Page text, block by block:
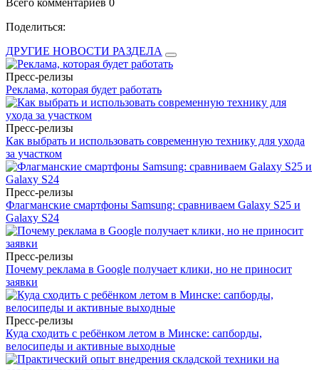
Поделиться:
ДРУГИЕ НОВОСТИ РАЗДЕЛА
Пресс-релизы
Реклама, которая будет работать
Пресс-релизы
Как выбрать и использовать современную технику для ухода
за участком
Пресс-релизы
Флагманские смартфоны Samsung: сравниваем Galaxy S25 и
Galaxy S24
Пресс-релизы
Почему реклама в Google получает клики, но не приносит
заявки
Пресс-релизы
Куда сходить с ребёнком летом в Минске: сапборды,
велосипеды и активные выходные